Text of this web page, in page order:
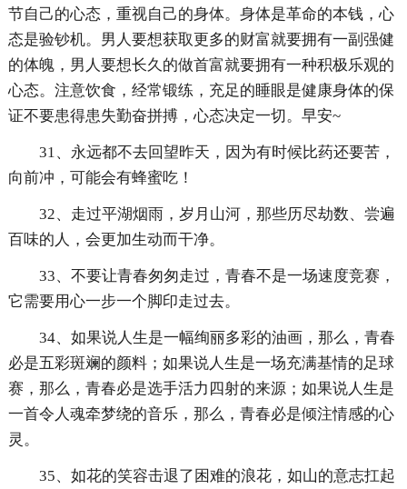
节自己的心态，重视自己的身体。身体是革命的本钱，心
态是验钞机。男人要想获取更多的财富就要拥有一副强健
的体魄，男人要想长久的做首富就要拥有一种积极乐观的
心态。注意饮食，经常锻练，充足的睡眼是健康身体的保
证不要患得患失勤奋拼搏，心态决定一切。早安~
31、永远都不去回望昨天，因为有时候比药还要苦，
向前冲，可能会有蜂蜜吃！
32、走过平湖烟雨，岁月山河，那些历尽劫数、尝遍
百味的人，会更加生动而干净。
33、不要让青春匆匆走过，青春不是一场速度竞赛，
它需要用心一步一个脚印走过去。
34、如果说人生是一幅绚丽多彩的油画，那么，青春
必是五彩斑斓的颜料；如果说人生是一场充满基情的足球
赛，那么，青春必是选手活力四射的来源；如果说人生是
一首令人魂牵梦绕的音乐，那么，青春必是倾注情感的心
灵。
35、如花的笑容击退了困难的浪花，如山的意志扛起